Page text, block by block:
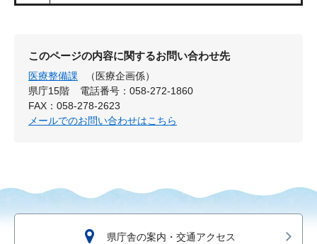
このページの内容に関するお問い合わせ先
医療整備課
（医療企画係）
県庁15階
電話番号：058-272-1860
FAX：058-278-2623
メールでのお問い合わせはこちら
県庁舎の案内・交通アクセス